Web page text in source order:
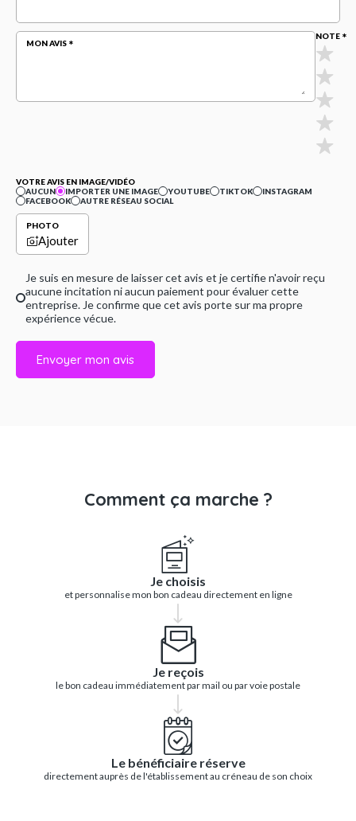
MON AVIS
NOTE
VOTRE AVIS EN IMAGE/VIDÉO
AUCUN
IMPORTER UNE IMAGE YOUTUBE TIKTOK
INSTAGRAM
FACEBOOK
AUTRE RÉSEAU SOCIAL
PHOTO
Ajouter
Je suis en mesure de laisser cet avis et je certifie n'avoir reçu
aucune incitation ni aucun paiement pour évaluer cette
entreprise. Je confirme que cet avis porte sur ma propre
expérience vécue.
Envoyer mon avis
Comment ça marche ?
Je choisis
et personnalise mon bon cadeau directement en ligne
Je reçois
le bon cadeau immédiatement par mail ou par voie postale
Le bénéficiaire réserve
directement auprès de l'établissement au créneau de son choix